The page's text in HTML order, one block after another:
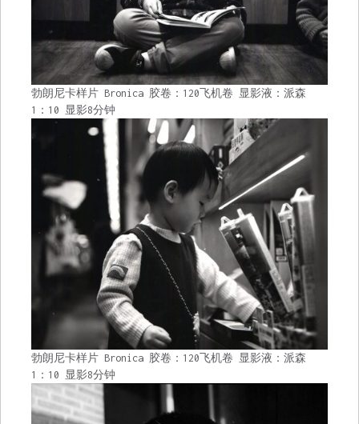
勃朗尼卡样片 Bronica 胶卷：120飞机卷 显影液：派森
1：10 显影8分钟
勃朗尼卡样片 Bronica 胶卷：120飞机卷 显影液：派森
1：10 显影8分钟